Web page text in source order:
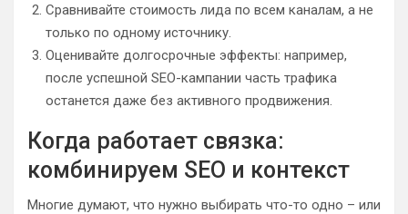
Сравнивайте стоимость лида по всем каналам, а не
только по одному источнику.
Оценивайте долгосрочные эффекты: например,
после успешной SEO-кампании часть трафика
останется даже без активного продвижения.
Когда работает связка:
комбинируем SEO и контекст
Многие думают, что нужно выбирать что-то одно – или